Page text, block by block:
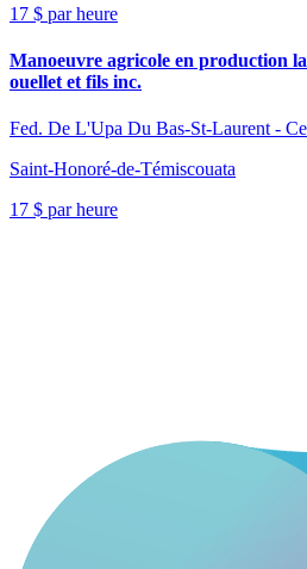
17 $ par heure
Manoeuvre agricole en production
ouellet et fils inc.
Fed. De L'Upa Du Bas-St-Laurent -
Saint-Honoré-de-Témiscouata
17 $ par heure